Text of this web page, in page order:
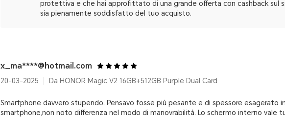
protettiva e che hai approfittato di una grande offerta con cashback sul
sia pienamente soddisfatto del tuo acquisto.
x_ma****@hotmail.com
20-03-2025 Da HONOR Magic V2 16GB+512GB Purple Dual Card
Smartphone davvero stupendo. Pensavo fosse più pesante e di spessore esagerato
smartphone,non noto differenza nel modo di manovrabilità. Lo schermo interno vale